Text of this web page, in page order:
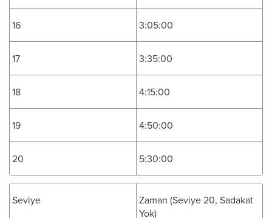
16 3:05:00
17 3:35:00
18 4:15:00
19 4:50:00
20 5:30:00
Seviye
Zaman (Seviye 20, Sadakat
Yok)